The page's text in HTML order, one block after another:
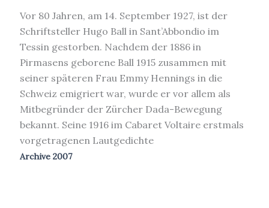
Vor 80 Jahren, am 14. September 1927, ist der
Schriftsteller Hugo Ball in Sant’Abbondio im
Tessin gestorben. Nachdem der 1886 in
Pirmasens geborene Ball 1915 zusammen mit
seiner späteren Frau Emmy Hennings in die
Schweiz emigriert war, wurde er vor allem als
Mitbegründer der Zürcher Dada-Bewegung
bekannt. Seine 1916 im Cabaret Voltaire erstmals
vorgetragenen Lautgedichte
Archive 2007